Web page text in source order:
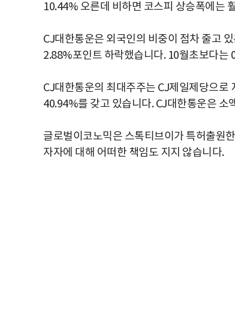
10.44% 오른데 비하면 코스피 상승폭에는
CJ대한통운은 외국인의 비중이 점차 줄고
2.88%포인트 하락했습니다. 10월초보다는
CJ대한통운의 최대주주는 CJ제일제당으로
40.94%를 갖고 있습니다. CJ대한통운은 소
글로벌이코노믹은 스톡티브이가 특허출원
자자에 대해 어떠한 책임도 지지 않습니다.